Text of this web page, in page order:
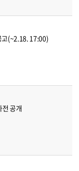
고(~2.18. 17:00)
공개